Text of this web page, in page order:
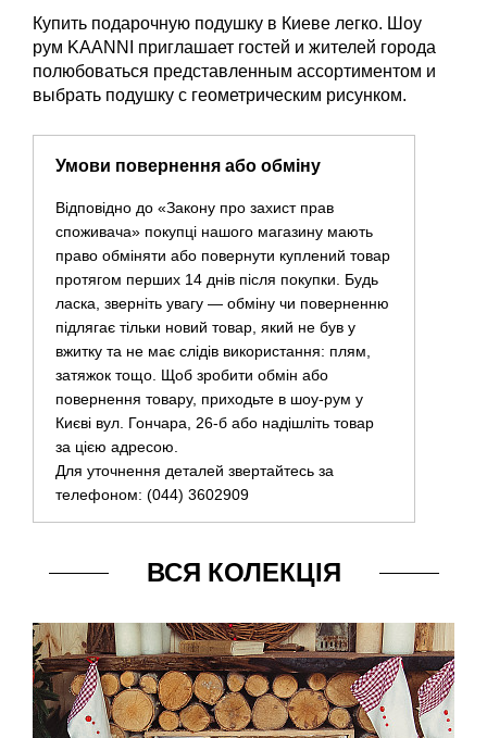
Купить подарочную подушку в Киеве легко. Шоу
рум KAANNI приглашает гостей и жителей города
полюбоваться представленным ассортиментом и
выбрать подушку с геометрическим рисунком.
Умови повернення або обміну
Відповідно до «Закону про захист прав
споживача» покупці нашого магазину мають
право обміняти або повернути куплений товар
протягом перших 14 днів після покупки. Будь
ласка, зверніть увагу — обміну чи поверненню
підлягає тільки новий товар, який не був у
вжитку та не має слідів використання: плям,
затяжок тощо. Щоб зробити обмін або
повернення товару, приходьте в шоу-рум у
Києві вул. Гончара, 26-б або надішліть товар
за цією адресою.
Для уточнення деталей звертайтесь за
телефоном: (044) 3602909
ВСЯ КОЛЕКЦІЯ